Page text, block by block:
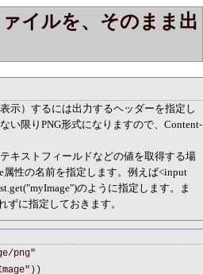
イルを、そのまま出
示）するには出力するヘッダーを指定し
い限りPNG形式になりますので、Content-
キストフィールドなどの値を取得する場
属性の名前を指定します。例えば<input
のように指定します。ま
ずに指定しておきます。
png"